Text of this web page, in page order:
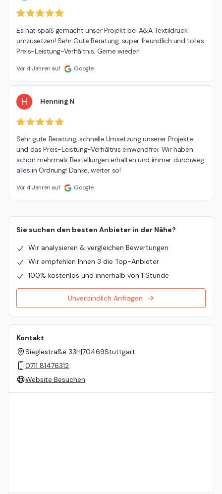
Es hat spaß gemacht unser Projekt bei A&A Textildruck
umzusetzen! Sehr Gute Beratung, super freundlich und tolles
Preis-Leistung-Verhältnis. Gerne wieder!
Vor 4 Jahren auf Google
H Henning N
Sehr gute Beratung, schnelle Umsetzung unserer Projekte
und das Preis-Leistung-Verhältnis einwandfrei. Wir haben
schon mehrmals Bestellungen erhalten und immer durchweg
alles in Ordnung! Danke, weiter so!
Vor 4 Jahren auf Google
Sie suchen den besten Anbieter in der Nähe?
Wir analysieren & vergleichen Bewertungen
Wir empfehlen Ihnen 3 die Top-Anbieter
100% kostenlos und innerhalb von 1 Stunde
Unverbindlich Anfragen
Kontakt
Sieglestraße 33H|70469Stuttgart
0711 81476312
Website Besuchen